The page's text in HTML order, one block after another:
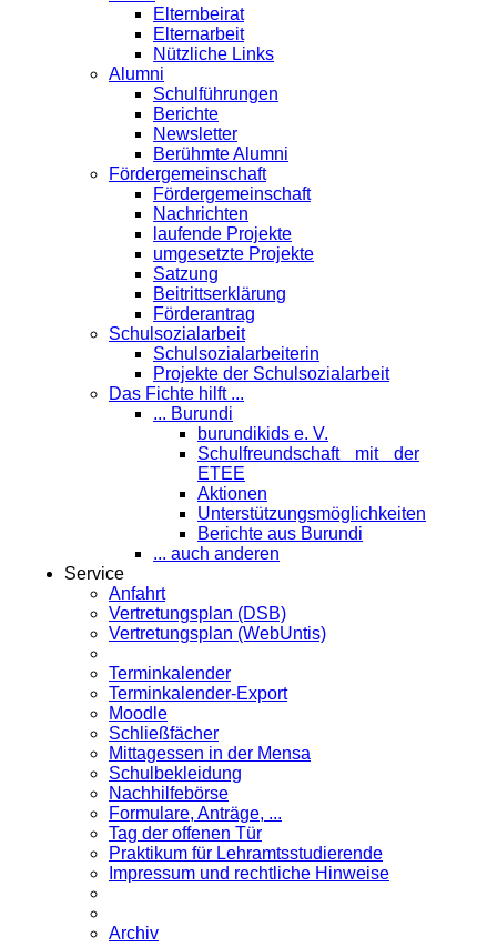
Elternbeirat
Elternarbeit
Nützliche Links
Alumni
Schulführungen
Berichte
Newsletter
Berühmte Alumni
Förder­gemeinschaft
Fördergemeinschaft
Nachrichten
laufende Projekte
umgesetzte Projekte
Satzung
Beitrittserklärung
Förderantrag
Schul­sozialarbeit
Schulsozialarbeiterin
Projekte der Schulsozialarbeit
Das Fichte hilft ...
... Burundi
burundikids e. V.
Schulfreundschaft mit der
ETEE
Aktionen
Unterstützungsmöglichkeiten
Berichte aus Burundi
... auch anderen
Service
Anfahrt
Vertretungsplan (DSB)
Vertretungsplan (WebUntis)
Terminkalender
Terminkalender-Export
Moodle
Schließfächer
Mittagessen in der Mensa
Schulbekleidung
Nachhilfebörse
Formulare, Anträge, ...
Tag der offenen Tür
Praktikum für Lehramts­studierende
Impressum und rechtliche Hinweise
Archiv